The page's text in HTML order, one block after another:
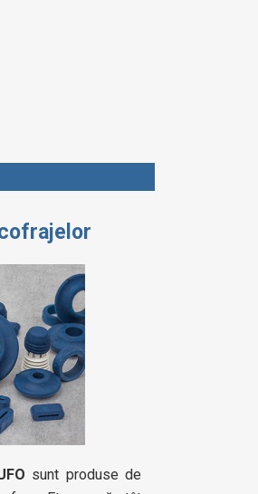
sunt produse de